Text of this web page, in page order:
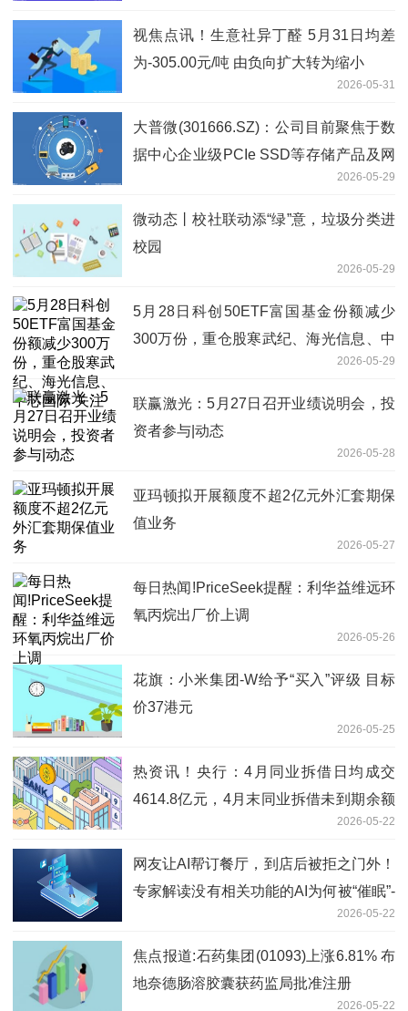
视焦点讯！生意社异丁醛 5月31日均差
为-305.00元/吨 由负向扩大转为缩小
2026-05-31
大普微(301666.SZ)：公司目前聚焦于数
据中心企业级PCIe SSD等存储产品及网
2026-05-29
微动态丨校社联动添“绿”意，垃圾分类进
校园
2026-05-29
5月28日科创50ETF富国基金份额减少
300万份，重仓股寒武纪、海光信息、中
2026-05-29
联赢激光：5月27日召开业绩说明会，投
资者参与|动态
2026-05-28
亚玛顿拟开展额度不超2亿元外汇套期保
值业务
2026-05-27
每日热闻!PriceSeek提醒：利华益维远环
氧丙烷出厂价上调
2026-05-26
花旗：小米集团-W给予“买入”评级 目标
价37港元
2026-05-25
热资讯！央行：4月同业拆借日均成交
4614.8亿元，4月末同业拆借未到期余额
2026-05-22
网友让AI帮订餐厅，到店后被拒之门外！
专家解读没有相关功能的AI为何被“催眠”-
2026-05-22
焦点报道:石药集团(01093)上涨6.81% 布
地奈德肠溶胶囊获药监局批准注册
2026-05-22